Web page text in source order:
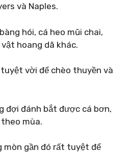
và Naples.
hói, cá heo mũi chai,
hoang dã khác.
vời để chèo thuyền và
đợi đánh bắt được cá bơn,
mùa.
mòn gần đó rất tuyệt để